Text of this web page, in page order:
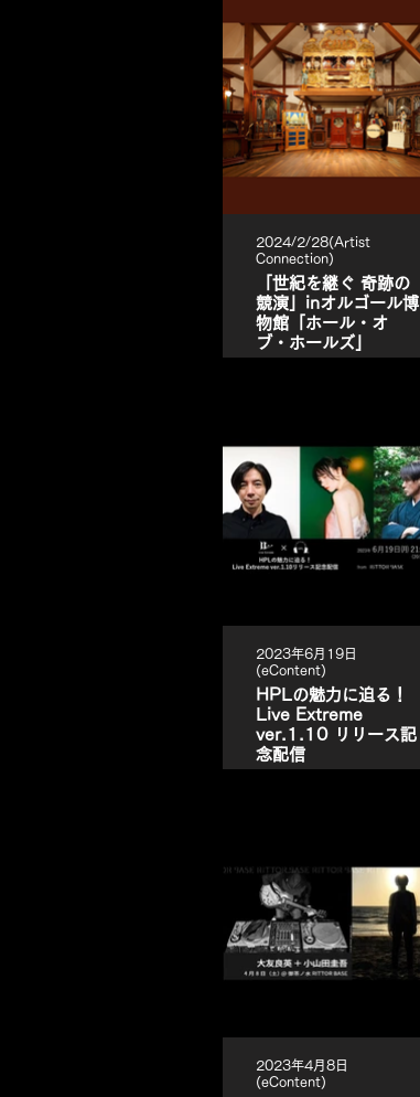
2024/2/28(Artist
Connection)
「世紀を継ぐ 奇跡の
競演」inオルゴール博
物館「ホール・オ
ブ・ホールズ」
2023年6月19日
(eContent)
HPLの魅力に迫る！
Live Extreme
ver.1.10 リリース記
念配信
2023年4月8日
(eContent)